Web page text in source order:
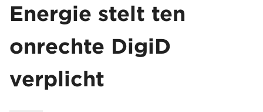
Energie stelt ten
onrechte DigiD
verplicht